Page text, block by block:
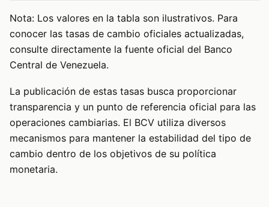
Nota: Los valores en la tabla son ilustrativos. Para
conocer las tasas de cambio oficiales actualizadas,
consulte directamente la fuente oficial del Banco
Central de Venezuela.
La publicación de estas tasas busca proporcionar
transparencia y un punto de referencia oficial para las
operaciones cambiarias. El BCV utiliza diversos
mecanismos para mantener la estabilidad del tipo de
cambio dentro de los objetivos de su política
monetaria.